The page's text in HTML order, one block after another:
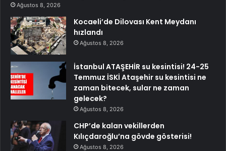
Ağustos 8, 2026
Kocaeli’de Dilovası Kent Meydanı
hızlandı
Ağustos 8, 2026
İstanbul ATAŞEHİR su kesintisi! 24-25
Temmuz İSKİ Ataşehir su kesintisi ne
zaman bitecek, sular ne zaman
gelecek?
Ağustos 8, 2026
CHP’de kalan vekillerden
Kılıçdaroğlu’na gövde gösterisi!
Ağustos 8, 2026